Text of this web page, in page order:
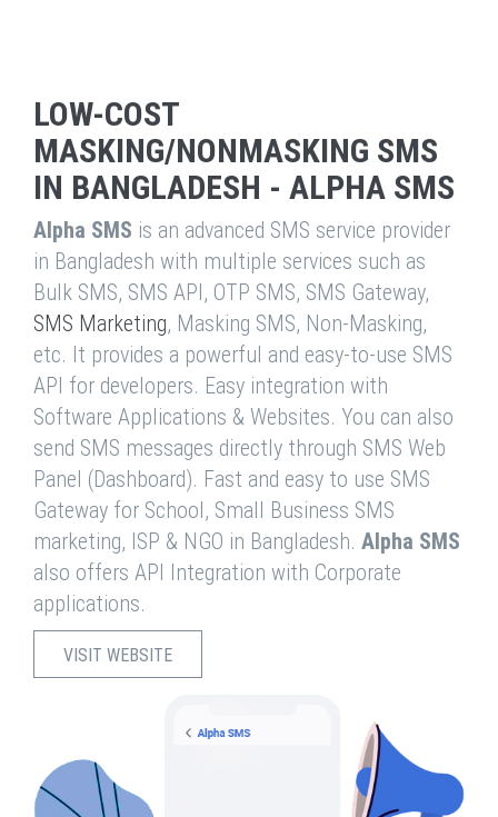
LOW-COST
MASKING/NONMASKING SMS
IN BANGLADESH - ALPHA SMS
Alpha SMS is an advanced SMS service provider
in Bangladesh with multiple services such as
Bulk SMS, SMS API, OTP SMS, SMS Gateway,
SMS Marketing, Masking SMS, Non-Masking,
etc. It provides a powerful and easy-to-use SMS
API for developers. Easy integration with
Software Applications & Websites. You can also
send SMS messages directly through SMS Web
Panel (Dashboard). Fast and easy to use SMS
Gateway for School, Small Business SMS
marketing, ISP & NGO in Bangladesh. Alpha SMS
also offers API Integration with Corporate
applications.
VISIT WEBSITE